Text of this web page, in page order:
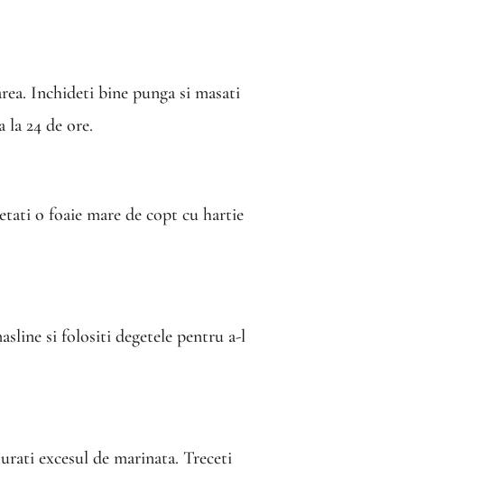
Inchideti bine punga si masati
24 de ore.
o foaie mare de copt cu hartie
si folositi degetele pentru a-l
excesul de marinata. Treceti